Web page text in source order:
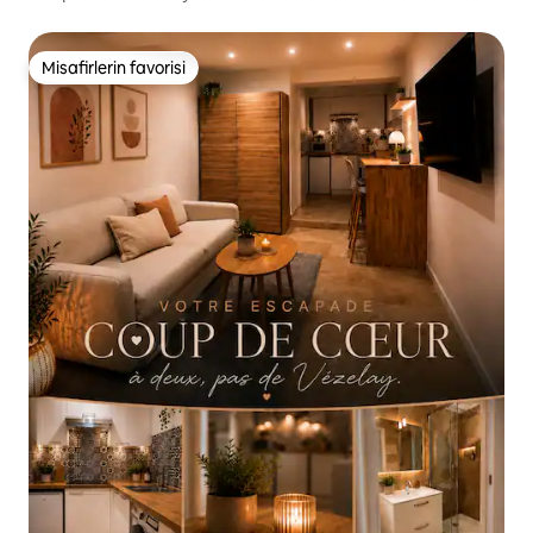
Misafirlerin favorisi
Misafirlerin favorisi